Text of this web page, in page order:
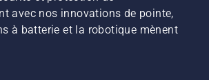
avec nos innovations de pointe,
à batterie et la robotique mènent